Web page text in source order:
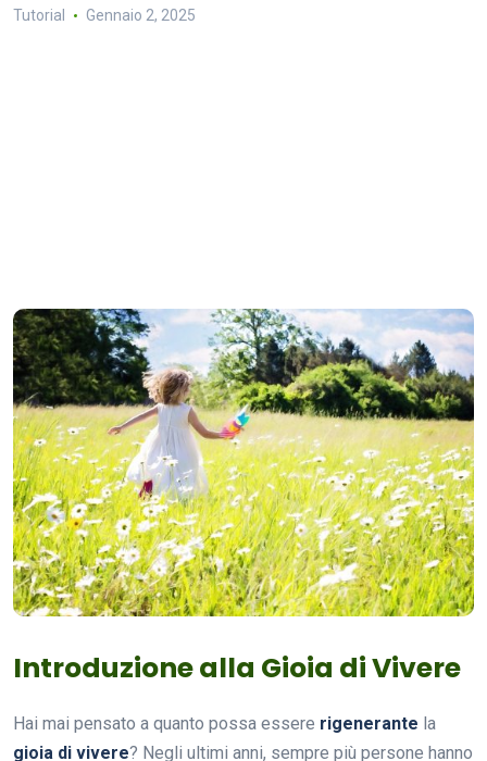
Tutorial Gennaio 2, 2025
Introduzione alla Gioia di Vivere
Hai mai pensato a quanto possa essere rigenerante la
gioia di vivere? Negli ultimi anni, sempre più persone hanno